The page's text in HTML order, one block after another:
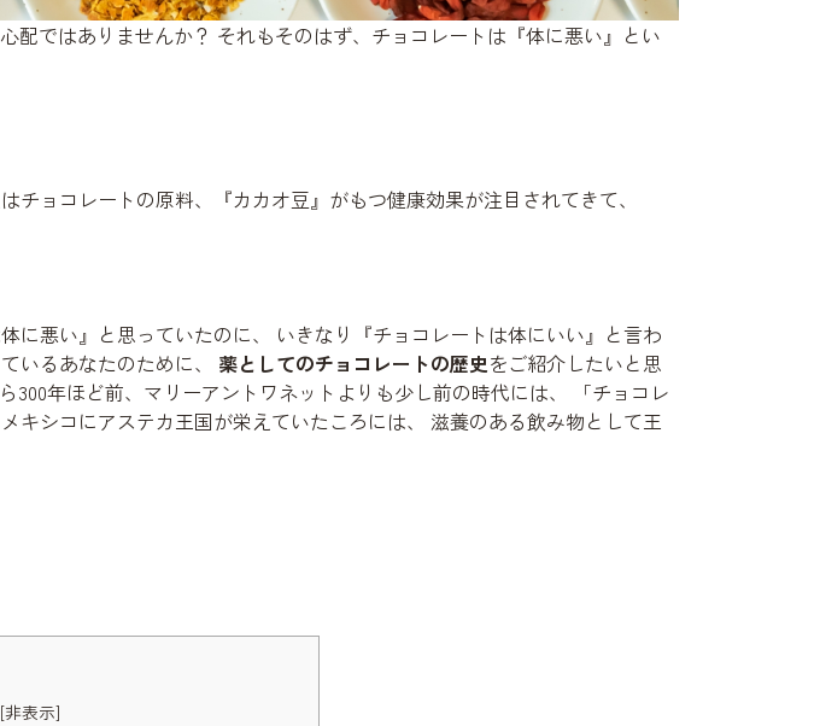
配ではありませんか？ それもそのはず、チョコレートは『体に悪い』とい
ョコレートの原料、『カカオ豆』がもつ健康効果が注目されてきて、
に悪い』と思っていたのに、 いきなり『チョコレートは体にいい』と言わ
いるあなたのために、 薬としてのチョコレートの歴史をご紹介したいと思
300年ほど前、マリーアントワネットよりも少し前の時代には、 「チョコレ
キシコにアステカ王国が栄えていたころには、 滋養のある飲み物として王
[非表示]